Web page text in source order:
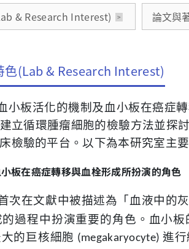
& Research Interest) 論文與
色(Lab & Research Interest)
小板活化的機制及血小板在癌症
立循環腫瘤細胞的檢驗方法並探
檢驗的平台。以下為本研究室主
板在癌症轉移與血栓形成所扮演的角色
次在文獻中被描述為「血液中的
過程中扮演重要的角色。血小
的巨核細胞 (megakaryocyte)進